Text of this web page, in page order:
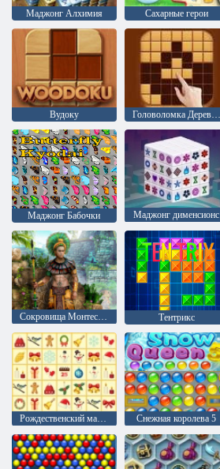
Маджонг Алхимия Сахарные герои
Вудоку Головоломка Деревянные блоки
Маджонг Бабочки Mаджонг дименсионс
Сокровища Монтесумы 2 Тентрикс
Снежная королева 5